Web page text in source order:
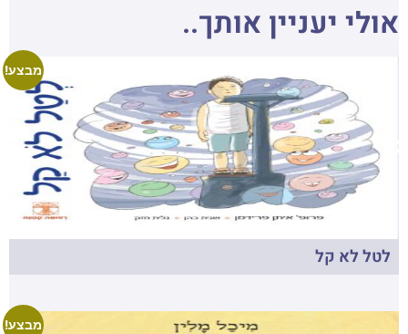
אולי יעניין אותך..
מבצע!
לטל לא קל
מבצע!